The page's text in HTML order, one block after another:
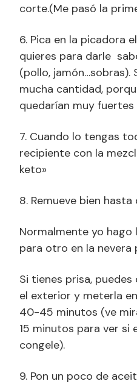
corte.(Me pasó la
6. Pica en la picadora
quieres para darle
(pollo, jamón…sobras).
mucha cantidad,
quedarían muy fuertes
7. Cuando lo tengas
recipiente con la
keto»
8. Remueve bien
Normalmente yo hago
para otro en la nevera
Si tienes prisa,
el exterior y meterla
40-45 minutos (ve
15 minutos para ver si
congele).
9. Pon un poco de